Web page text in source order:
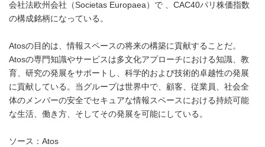
会社法欧州会社（Societas Europaea）で 、CAC40パリ株価指数
の構成銘柄になっている。
Atosの目的は、情報スペースの将来の構築に貢献することだ。
Atosの専門知識やサービスは多文化アプローチにおける知識、教
育、研究の発展をサポートし、科学的および技術的卓越性の発展
に貢献している。当グループは世界中で、顧客、従業員、社会全
体のメンバーの安全でセキュアな情報スペースにおける持続可能
な生活、働き方、そしてその発展を可能にしている。
ソース：Atos